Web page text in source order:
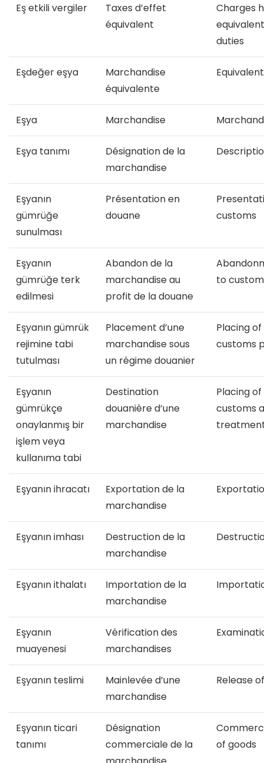
Eş etkili vergiler
Taxes d’effet
équivalent
Charges
duties
Eşdeğer eşya
Marchandise
équivalente
Eşya Marchandise
Eşya tanımı
Désignation de la
marchandise
Eşyanın
gümrüğe
sunulması
Présentation en
douane
customs
Eşyanın
gümrüğe terk
edilmesi
Abandon de la
marchandise au
profit de la douane
to
Eşyanın gümrük
rejimine tabi
tutulması
Placement d’une
marchandise sous
un régime douanier
Placing
customs
Eşyanın
gümrükçe
onaylanmış bir
işlem veya
kullanıma tabi
Destination
douanière d’une
marchandise
Placing
customs
Eşyanın ihracatı
Exportation de la
marchandise
Eşyanın imhası
Destruction de la
marchandise
Eşyanın ithalatı
Importation de la
marchandise
Eşyanın
muayenesi
Vérification des
marchandises
Eşyanın teslimi
Mainlevée d’une
marchandise
Release
Eşyanın ticari
tanımı
Désignation
commerciale de la
of goods